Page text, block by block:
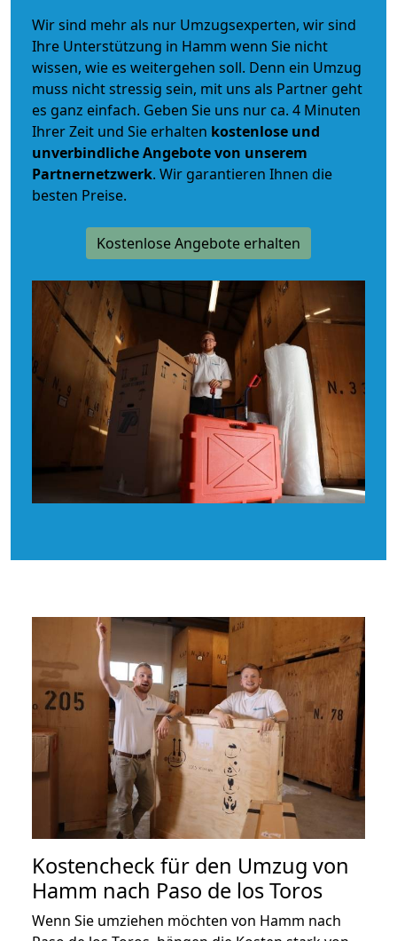
Wir sind mehr als nur Umzugsexperten, wir sind
Ihre Unterstützung in Hamm wenn Sie nicht
wissen, wie es weitergehen soll. Denn ein Umzug
muss nicht stressig sein, mit uns als Partner geht
es ganz einfach. Geben Sie uns nur ca. 4 Minuten
Ihrer Zeit und Sie erhalten kostenlose und
unverbindlicheAngebote von unserem
Partnernetzwerk. Wir garantieren Ihnen die
besten Preise.
Kostenlose Angebote erhalten
Kostencheck für den Umzug von
Hamm nach Paso de los Toros
Wenn Sie umziehen möchten von Hamm nach